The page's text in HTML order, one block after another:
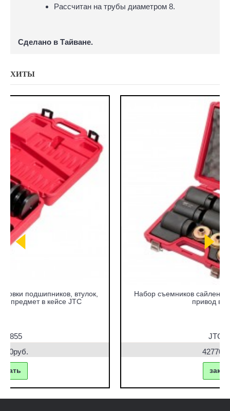
Рассчитан на трубы диаметром 8.
Сделано в Тайване.
ХИТЫ
Набор съемников сайлентблоков под гидравлический